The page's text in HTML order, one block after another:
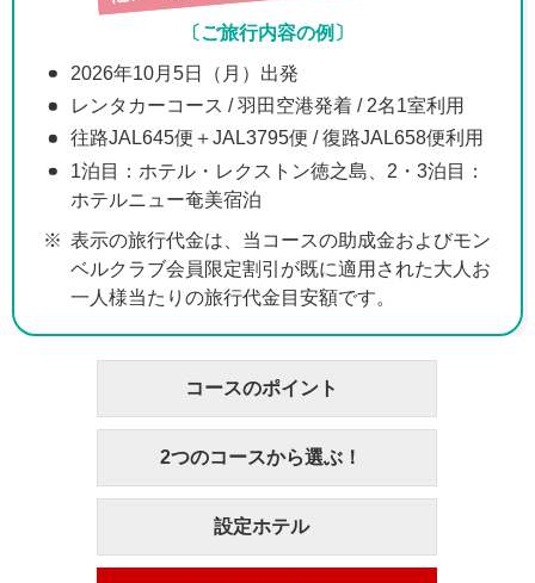
〔ご旅行内容の例〕
2026年10月5日（月）出発
レンタカーコース / 羽田空港発着 / 2名1室利用
往路JAL645便＋JAL3795便 / 復路JAL658便利用
1泊目：ホテル・レクストン徳之島、2・3泊目：
ホテルニュー奄美宿泊
表示の旅行代金は、当コースの助成金およびモン
ベルクラブ会員限定割引が既に適用された大人お
一人様当たりの旅行代金目安額です。
コースのポイント
2つのコースから選ぶ！
設定ホテル